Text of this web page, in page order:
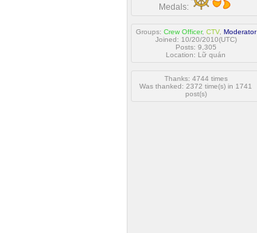
Medals:
Groups: Crew Officer, CTV, Moderator
Joined: 10/20/2010(UTC)
Posts: 9,305
Location: Lữ quán
Thanks: 4744 times
Was thanked: 2372 time(s) in 1741
post(s)